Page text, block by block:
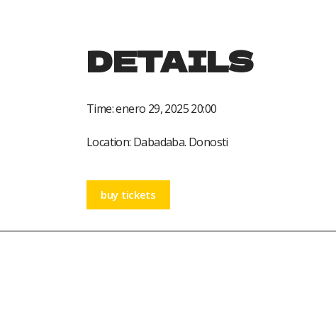
DETAILS
Time:enero 29, 2025 20:00
Location: Dabadaba. Donosti
buy tickets